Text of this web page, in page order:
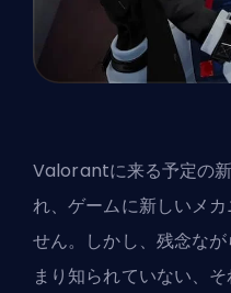
Valorantに来る予定の
れ、ゲームに新しいメ
せん。しかし、残念な
まり知られていない、